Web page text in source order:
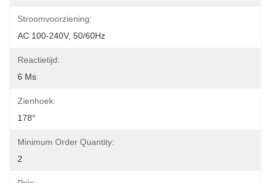
Stroomvoorziening:
AC 100-240V, 50/60Hz
Reactietijd:
6 Ms
Zienhoek:
178°
Minimum Order Quantity:
2